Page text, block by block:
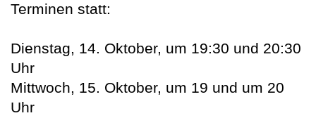
Terminen statt:
Dienstag, 14. Oktober, um 19:30 und 20:30
Uhr
Mittwoch, 15. Oktober, um 19 und um 20
Uhr